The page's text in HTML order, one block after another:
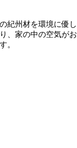
紀州材を環境に優し
、家の中の空気がお
。